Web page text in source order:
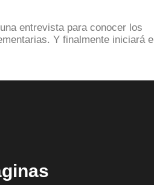
entrevista para conocer los
Y finalmente iniciará el